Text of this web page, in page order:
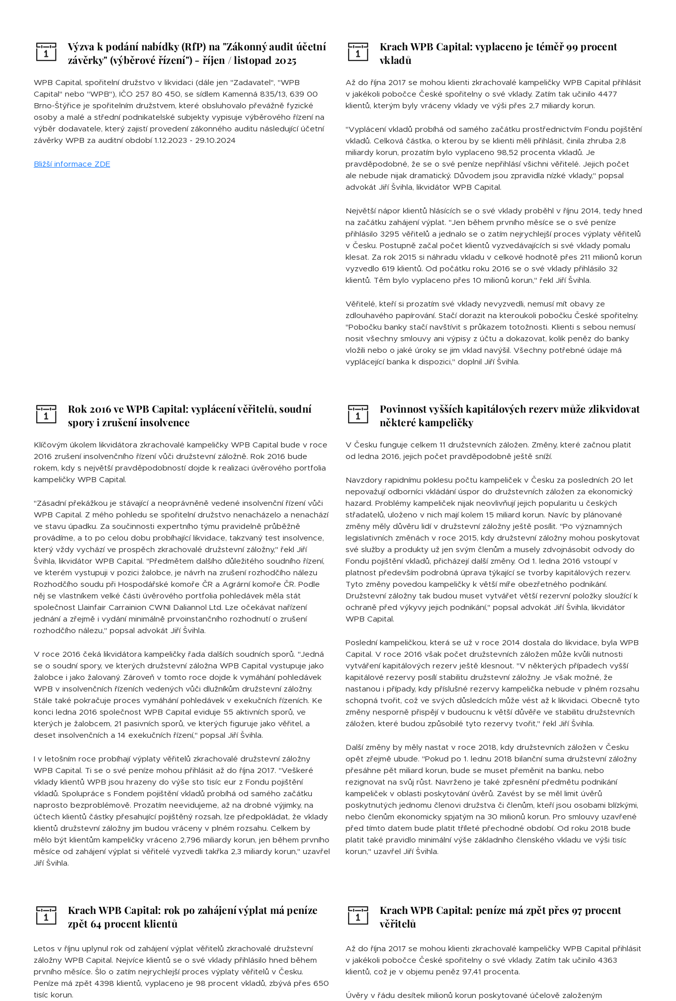
Výzva k podání nabídky (RfP) na "Zákonný audit účetní
závěrky" (výběrové řízení") - říjen / listopad 2025
WPB Capital, spořitelní družstvo v likvidaci (dále jen "Zadavatel", "WPB
Capital" nebo "WPB"), IČO 257 80 450, se sídlem Kamenná 835/13, 639 00
Brno-Štýřice je spořitelním družstvem, které obsluhovalo převážně fyzické
osoby a malé a střední podnikatelské subjekty vypisuje výběrového řízení na
výběr dodavatele, který zajistí provedení zákonného auditu následující účetní
závěrky WPB za auditní období 1.12.2023 - 29.10.2024
Bližší informace ZDE
Krach WPB Capital: vyplaceno je téměř 99 procent
vkladů
Až do října 2017 se mohou klienti zkrachovalé kampeličky WPB Capital přihlásit
v jakékoli pobočce České spořitelny o své vklady. Zatím tak učinilo 4477
klientů, kterým byly vráceny vklady ve výši přes 2,7 miliardy korun.
"Vyplácení vkladů probíhá od samého začátku prostřednictvím Fondu pojištění
vkladů. Celková částka, o kterou by se klienti měli přihlásit, činila zhruba 2,8
miliardy korun, prozatím bylo vyplaceno 98,52 procenta vkladů. Je
pravděpodobné, že se o své peníze nepřihlásí všichni věřitelé. Jejich počet
ale nebude nijak dramatický. Důvodem jsou zpravidla nízké vklady," popsal
advokát Jiří Švihla, likvidátor WPB Capital.
Největší nápor klientů hlásících se o své vklady proběhl v říjnu 2014, tedy hned
na začátku zahájení výplat. "Jen během prvního měsíce se o své peníze
přihlásilo 3295 věřitelů a jednalo se o zatím nejrychlejší proces výplaty věřitelů
v Česku. Postupně začal počet klientů vyzvedávajících si své vklady pomalu
klesat. Za rok 2015 si náhradu vkladu v celkové hodnotě přes 211 milionů korun
vyzvedlo 619 klientů. Od počátku roku 2016 se o své vklady přihlásilo 32
klientů. Těm bylo vyplaceno přes 10 milionů korun," řekl Jiří Švihla.
Věřitelé, kteří si prozatím své vklady nevyzvedli, nemusí mít obavy ze
zdlouhavého papírování. Stačí dorazit na kteroukoli pobočku České spořitelny.
"Pobočku banky stačí navštívit s průkazem totožnosti. Klienti s sebou nemusí
nosit všechny smlouvy ani výpisy z účtu a dokazovat, kolik peněz do banky
vložili nebo o jaké úroky se jim vklad navýšil. Všechny potřebné údaje má
vyplácející banka k dispozici," doplnil Jiří Švihla.
Rok 2016 ve WPB Capital: vyplácení věřitelů, soudní
spory i zrušení insolvence
Klíčovým úkolem likvidátora zkrachovalé kampeličky WPB Capital bude v roce
2016 zrušení insolvenčního řízení vůči družstevní záložně. Rok 2016 bude
rokem, kdy s největší pravděpodobností dojde k realizaci úvěrového portfolia
kampeličky WPB Capital.
"Zásadní překážkou je stávající a neoprávněně vedené insolvenční řízení vůči
WPB Capital. Z mého pohledu se spořitelní družstvo nenacházelo a nenachází
ve stavu úpadku. Za součinnosti expertního týmu pravidelně průběžně
provádíme, a to po celou dobu probíhající likvidace, takzvaný test insolvence,
který vždy vychází ve prospěch zkrachovalé družstevní záložny," řekl Jiří
Švihla, likvidátor WPB Capital. "Předmětem dalšího důležitého soudního řízení,
ve kterém vystupuji v pozici žalobce, je návrh na zrušení rozhodčího nálezu
Rozhodčího soudu při Hospodářské komoře ČR a Agrární komoře ČR. Podle
něj se vlastníkem velké části úvěrového portfolia pohledávek měla stát
společnost Llainfair Carrainion CWNI Daliannol Ltd. Lze očekávat nařízení
jednání a zřejmě i vydání minimálně prvoinstančního rozhodnutí o zrušení
rozhodčího nálezu," popsal advokát Jiří Švihla.
V roce 2016 čeká likvidátora kampeličky řada dalších soudních sporů. "Jedná
se o soudní spory, ve kterých družstevní záložna WPB Capital vystupuje jako
žalobce i jako žalovaný. Zároveň v tomto roce dojde k vymáhání pohledávek
WPB v insolvenčních řízeních vedených vůči dlužníkům družstevní záložny.
Stále také pokračuje proces vymáhání pohledávek v exekučních řízeních. Ke
konci ledna 2016 společnost WPB Capital eviduje 55 aktivních sporů, ve
kterých je žalobcem, 21 pasivních sporů, ve kterých figuruje jako věřitel, a
deset insolvenčních a 14 exekučních řízení," popsal Jiří Švihla.
I v letošním roce probíhají výplaty věřitelů zkrachovalé družstevní záložny
WPB Capital. Ti se o své peníze mohou přihlásit až do října 2017. "Veškeré
vklady klientů WPB jsou hrazeny do výše sto tisíc eur z Fondu pojištění
vkladů. Spolupráce s Fondem pojištění vkladů probíhá od samého začátku
naprosto bezproblémově. Prozatím neevidujeme, až na drobné výjimky, na
účtech klientů částky přesahující pojištěný rozsah, lze předpokládat, že vklady
klientů družstevní záložny jim budou vráceny v plném rozsahu. Celkem by
mělo být klientům kampeličky vráceno 2,796 miliardy korun, jen během prvního
měsíce od zahájení výplat si věřitelé vyzvedli takřka 2,3 miliardy korun," uzavřel
Jiří Švihla.
Povinnost vyšších kapitálových rezerv může zlikvidovat
některé kampeličky
V Česku funguje celkem 11 družstevních záložen. Změny, které začnou platit
od ledna 2016, jejich počet pravděpodobně ještě sníží.
Navzdory rapidnímu poklesu počtu kampeliček v Česku za posledních 20 let
nepovažují odborníci vkládání úspor do družstevních záložen za ekonomický
hazard. Problémy kampeliček nijak neovlivňují jejich popularitu u českých
střadatelů, uloženo v nich mají kolem 15 miliard korun. Navíc by plánované
změny měly důvěru lidí v družstevní záložny ještě posílit. "Po významných
legislativních změnách v roce 2015, kdy družstevní záložny mohou poskytovat
své služby a produkty už jen svým členům a musely zdvojnásobit odvody do
Fondu pojištění vkladů, přicházejí další změny. Od 1. ledna 2016 vstoupí v
platnost především podrobná úprava týkající se tvorby kapitálových rezerv.
Tyto změny povedou kampeličky k větší míře obezřetného podnikání.
Družstevní záložny tak budou muset vytvářet větší rezervní položky sloužící k
ochraně před výkyvy jejich podnikání," popsal advokát Jiří Švihla, likvidátor
WPB Capital.
Poslední kampeličkou, která se už v roce 2014 dostala do likvidace, byla WPB
Capital. V roce 2016 však počet družstevních záložen může kvůli nutnosti
vytváření kapitálových rezerv ještě klesnout. "V některých případech vyšší
kapitálové rezervy posílí stabilitu družstevní záložny. Je však možné, že
nastanou i případy, kdy příslušné rezervy kampelička nebude v plném rozsahu
schopná tvořit, což ve svých důsledcích může vést až k likvidaci. Obecně tyto
změny nesporně přispějí v budoucnu k větší důvěře ve stabilitu družstevních
záložen, které budou způsobilé tyto rezervy tvořit," řekl Jiří Švihla.
Další změny by měly nastat v roce 2018, kdy družstevních záložen v Česku
opět zřejmě ubude. "Pokud po 1. lednu 2018 bilanční suma družstevní záložny
přesáhne pět miliard korun, bude se muset přeměnit na banku, nebo
rezignovat na svůj růst. Navrženo je také zpřesnění předmětu podnikání
kampeliček v oblasti poskytování úvěrů. Zavést by se měl limit úvěrů
poskytnutých jednomu členovi družstva či členům, kteří jsou osobami blízkými,
nebo členům ekonomicky spjatým na 30 milionů korun. Pro smlouvy uzavřené
před tímto datem bude platit tříleté přechodné období. Od roku 2018 bude
platit také pravidlo minimální výše základního členského vkladu ve výši tisíc
korun," uzavřel Jiří Švihla.
Krach WPB Capital: rok po zahájení výplat má peníze
zpět 64 procent klientů
Letos v říjnu uplynul rok od zahájení výplat věřitelů zkrachovalé družstevní
záložny WPB Capital. Nejvíce klientů se o své vklady přihlásilo hned během
prvního měsíce. Šlo o zatím nejrychlejší proces výplaty věřitelů v Česku.
Peníze má zpět 4398 klientů, vyplaceno je 98 procent vkladů, zbývá přes 650
tisíc korun.
Krach WPB Capital: peníze má zpět přes 97 procent
věřitelů
Až do října 2017 se mohou klienti zkrachovalé kampeličky WPB Capital přihlásit
v jakékoli pobočce České spořitelny o své vklady. Zatím tak učinilo 4363
klientů, což je v objemu peněz 97,41 procenta.
Úvěry v řádu desítek milionů korun poskytované účelově založeným